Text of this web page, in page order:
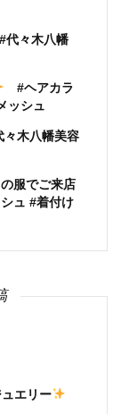
代々木八幡
#ヘアカラ
シュ
々木八幡美容
服でご来店
ュ #着付け
エリー